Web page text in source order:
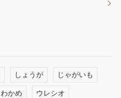
しょうが じゃがいも
わかめ ウレシオ